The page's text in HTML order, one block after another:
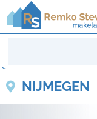
NIJMEGEN